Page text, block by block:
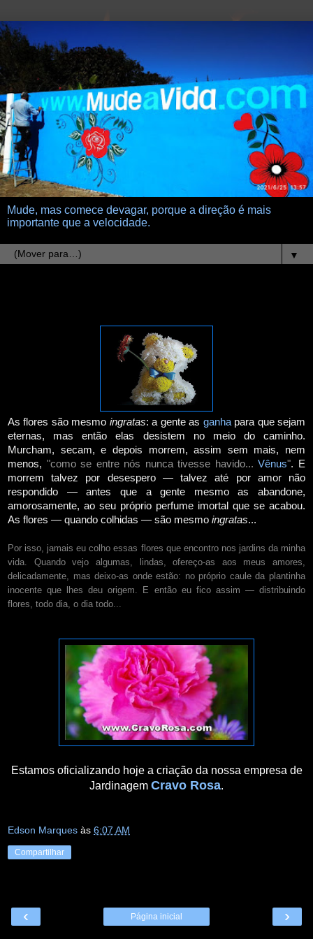
Mude, mas comece devagar, porque a direção é mais
importante que a velocidade.
▼
As flores são mesmo ingratas: a gente as ganhapara que sejam
eternas, mas então elas desistem no meio do caminho.
Murcham, secam, e depois morrem, assim sem mais, nem
menos, "como se entre nós nunca tivesse havido...Vênus". E
morrem talvez por desespero — talvez até por amor não
respondido — antes que a gente mesmo as abandone,
amorosamente, ao seu próprio perfume imortal que se acabou.
As flores — quando colhidas — são mesmo ingratas...
Por isso, jamais eu colho essas flores que encontro nos jardins da minha
vida. Quando vejo algumas, lindas, ofereço-as aos meus amores,
delicadamente, mas deixo-as onde estão: no próprio caule da plantinha
inocente que lhes deu origem. E então eu fico assim — distribuindo
flores, todo dia, o dia todo...
Estamos oficializando hoje a criação da nossa empresa de
Jardinagem Cravo Rosa.
Edson Marques às 6:07 AM
Compartilhar
‹ ›
Página inicial